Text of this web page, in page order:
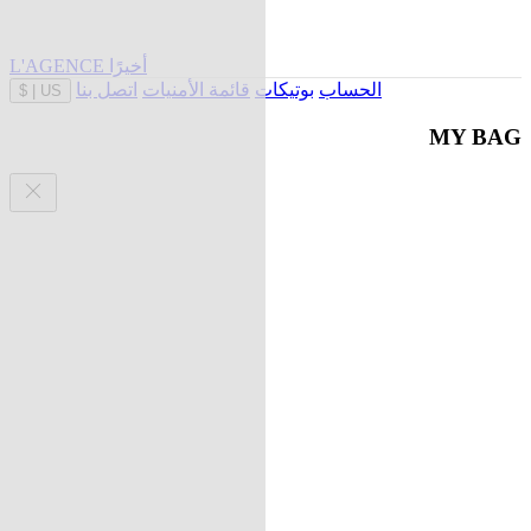
L'AGENCE أخيرًا
US
$ الحساب بوتيكات قائمة الأمنيات اتصل بنا
MY BAG